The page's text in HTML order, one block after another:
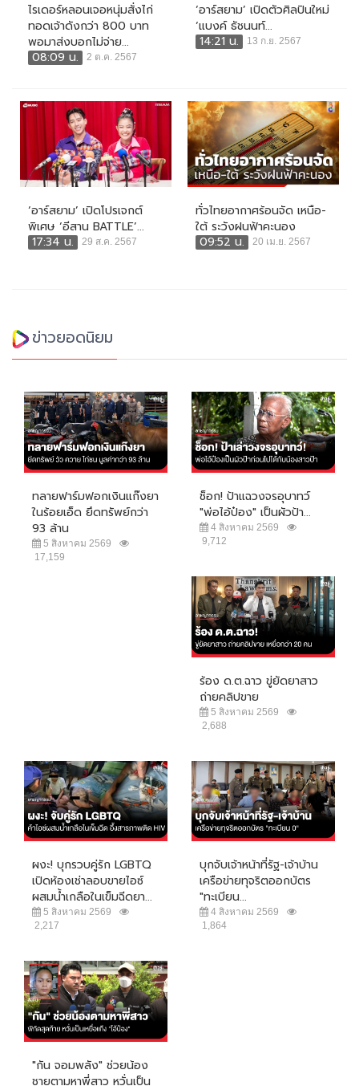
ไรเดอร์หลอนเจอหนุ่มสั่งไก่
ทอดเจ้าดังกว่า 800 บาท
พอมาส่งบอกไม่จ่าย...
08:09 น.
2 ต.ค. 2567
‘อาร์สยาม’ เปิดตัวศิลปินใหม่
‘แบงค์ ธัชนนท์...
14:21 น.
13 ก.ย. 2567
‘อาร์สยาม’ เปิดโปรเจกต์
พิเศษ ‘อีสาน BATTLE’...
17:34 น.
29 ส.ค. 2567
ทั่วไทยอากาศร้อนจัด เหนือ-
ใต้ ระวังฝนฟ้าคะนอง
09:52 น.
20 เม.ย. 2567
ข่าวยอดนิยม
ทลายฟาร์มฟอกเงินแก๊งยา
ในร้อยเอ็ด ยึดทรัพย์กว่า
93 ล้าน
5 สิงหาคม 2569
17,159
ช็อก! ป้าแฉวงจรอุบาทว์
"พ่อไอ้ป๋อง" เป็นผัวป้า...
4 สิงหาคม 2569
9,712
ร้อง ด.ต.ฉาว ขู่ยัดยาสาว
ถ่ายคลิปขาย
5 สิงหาคม 2569
2,688
ผงะ! บุกรวบคู่รัก LGBTQ
เปิดห้องเช่าลอบขายไอซ์
ผสมน้ำเกลือในเข็มฉีดยา...
5 สิงหาคม 2569
2,217
บุกจับเจ้าหน้าที่รัฐ-เจ้าบ้าน
เครือข่ายทุจริตออกบัตร
"ทะเบียน...
4 สิงหาคม 2569
1,864
"กัน จอมพลัง" ช่วยน้อง
ชายตามหาพี่สาว หวั่นเป็น